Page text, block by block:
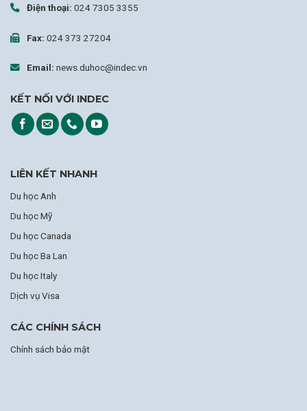
Điện thoại: 024 7305 3355
Fax: 024 373 27204
Email: news.duhoc@indec.vn
KẾT NỐI VỚI INDEC
LIÊN KẾT NHANH
Du học Anh
Du học Mỹ
Du học Canada
Du học Ba Lan
Du học Italy
Dịch vụ Visa
CÁC CHÍNH SÁCH
Chính sách bảo mật